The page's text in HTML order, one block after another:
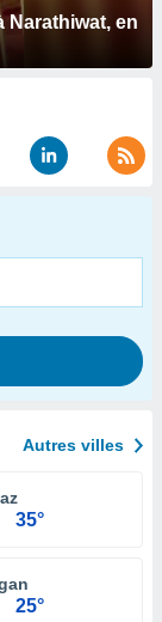
Narathiwat, en
Autres villes
35°
25°